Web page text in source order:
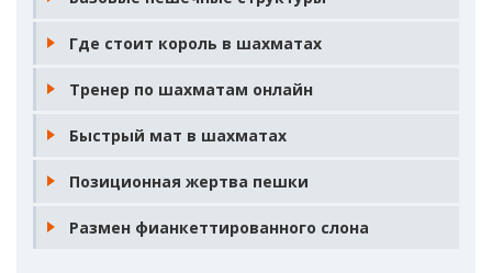
Где стоит король в шахматах
Тренер по шахматам онлайн
Быстрый мат в шахматах
Позиционная жертва пешки
Размен фианкеттированного слона